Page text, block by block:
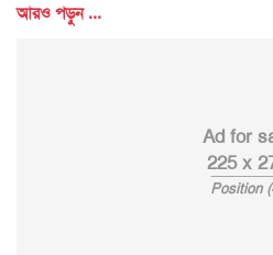
আরও পড়ুন ...
Ad for
225 x
Position